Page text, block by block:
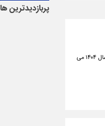
سازمان وظیفه عمومی فراجا در اطلاعیه‌ای اعلام کرد: همه مشمولان دارای برگ آماده به خدمت به تاریخ تیر ماه سال ۱۴۰۴ می
پربازدیدترین ها